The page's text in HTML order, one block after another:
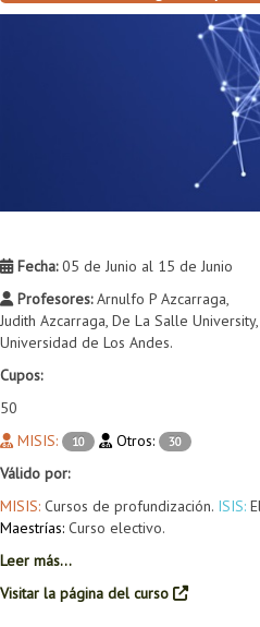
Fecha:05 de Junio al 15 de Junio
Profesores:Arnulfo P Azcarraga,
Judith Azcarraga, De La Salle
Universidad de Los Andes.
Cupos:
50
MISIS:
10 Otros: 30
Válido por:
MISIS: Cursos de profundización. ISIS:
Maestrías: Curso electivo.
Leer más...
Visitar la página del curso